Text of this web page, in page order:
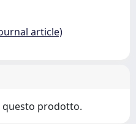
article)
questo prodotto.